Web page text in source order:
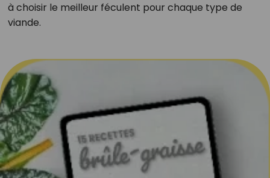
à choisir le meilleur féculent pour chaque type de
viande.